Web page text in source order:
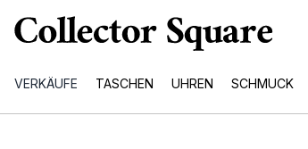
VERKÄUFE TASCHEN UHREN SCHMUCK